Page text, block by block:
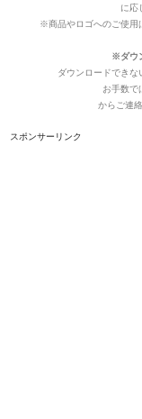
に応
※商品やロゴへのご使用
※ダウ
ダウンロードできな
お手数で
からご連
スポンサーリンク